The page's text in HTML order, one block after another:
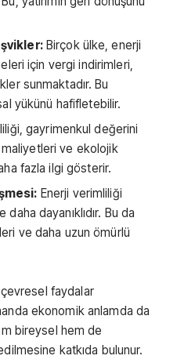
Birçok ülke, enerji
için vergi indirimleri,
sunmaktadır. Bu
yükünü hafifletebilir.
gayrimenkul değerini
maliyetleri ve ekolojik
fazla ilgi gösterir.
Enerji verimliliği
dayanıklıdır. Bu da
ve daha uzun ömürlü
faydalar
ekonomik anlamda da
bireysel hem de
katkıda bulunur.